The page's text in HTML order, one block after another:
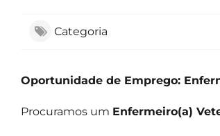
Categoria
Oportunidade de Emprego:
Procuramos um Enfermeiro(a)